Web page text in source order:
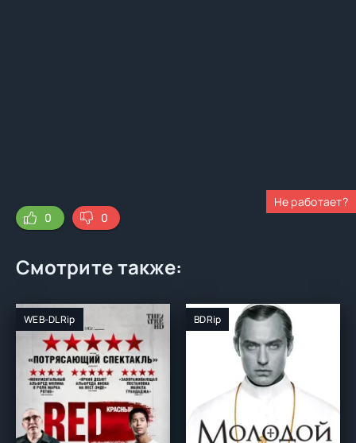
Не работает?
0
0
Смотрите также:
WEB-DLRip BDRip